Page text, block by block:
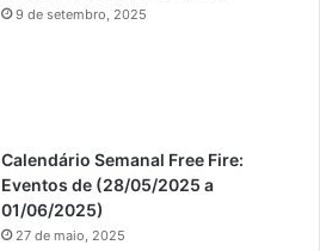
9 de setembro, 2025
Calendário Semanal Free Fire:
Eventos de (28/05/2025 a
01/06/2025)
27 de maio, 2025